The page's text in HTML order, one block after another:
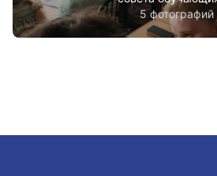
5 фотографий